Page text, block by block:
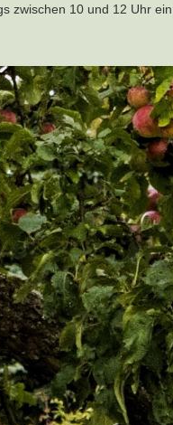
zwischen 10 und 12 Uhr